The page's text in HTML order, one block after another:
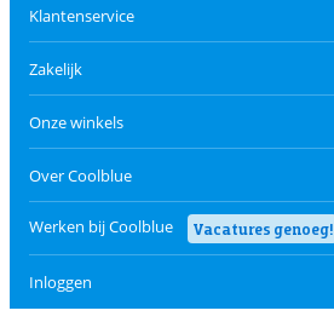
Klantenservice
Zakelijk
Onze winkels
Over Coolblue
Werken bij Coolblue Vacatures genoeg!
Inloggen